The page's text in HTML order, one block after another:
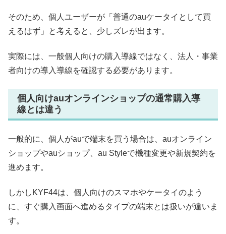
そのため、個人ユーザーが「普通のauケータイとして買
えるはず」と考えると、少しズレが出ます。
実際には、一般個人向けの購入導線ではなく、法人・事業
者向けの導入導線を確認する必要があります。
個人向けauオンラインショップの通常購入導
線とは違う
一般的に、個人がauで端末を買う場合は、auオンライン
ショップやauショップ、au Styleで機種変更や新規契約を
進めます。
しかしKYF44は、個人向けのスマホやケータイのよう
に、すぐ購入画面へ進めるタイプの端末とは扱いが違いま
す。